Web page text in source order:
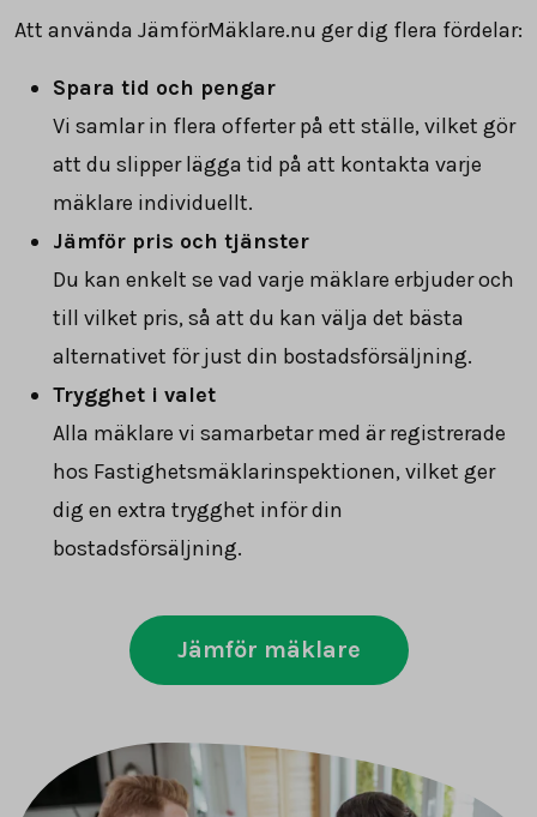
Att använda JämförMäklare.nu ger dig flera fördelar:
Spara tid och pengar
Vi samlar in flera offerter på ett ställe, vilket gör
att du slipper lägga tid på att kontakta varje
mäklare individuellt.
Jämför pris och tjänster
Du kan enkelt se vad varje mäklare erbjuder och
till vilket pris, så att du kan välja det bästa
alternativet för just din bostadsförsäljning.
Trygghet i valet
Alla mäklare vi samarbetar med är registrerade
hos Fastighetsmäklarinspektionen, vilket ger
dig en extra trygghet inför din
bostadsförsäljning.
Jämför mäklare